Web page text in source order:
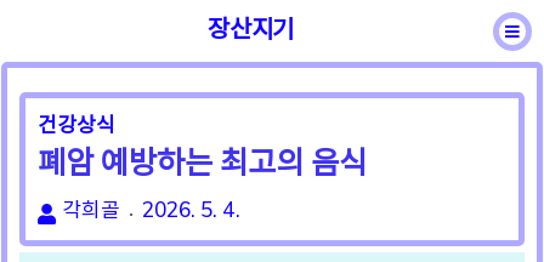
장산지기
바른용어
건강상식
폐암 예방하는 최고의 음식
각희골 2026. 5. 4.